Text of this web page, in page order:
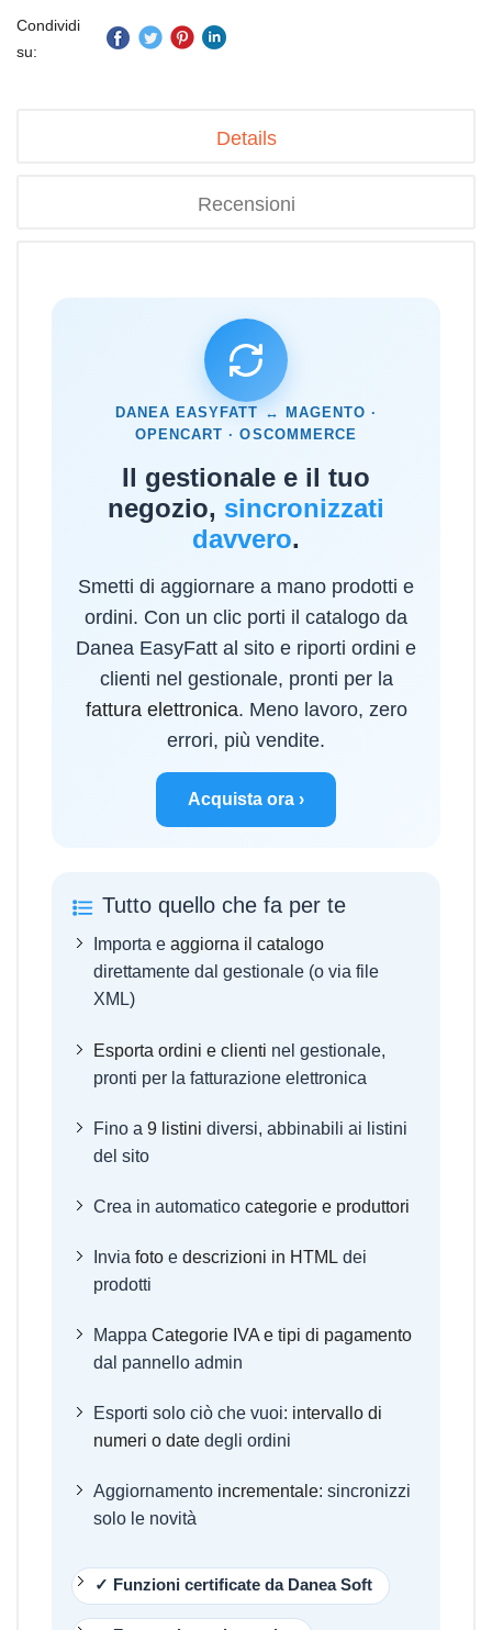
Condividi
su:
Details
Recensioni
DANEA EASYFATT ↔ MAGENTO ·
OPENCART · OSCOMMERCE
Il gestionale e il tuo
negozio, sincronizzati
davvero.
Smetti di aggiornare a mano prodotti e
ordini. Con un clic porti il catalogo da
Danea EasyFatt al sito e riporti ordini e
clienti nel gestionale, pronti per la
fattura elettronica. Meno lavoro, zero
errori, più vendite.
Acquista ora ›
Tutto quello che fa per te
Importa eaggiorna il catalogo
direttamente dal gestionale (o via file
XML)
Esporta ordini e clienti nel gestionale,
pronti per la fatturazione elettronica
Fino a9 listini diversi, abbinabili ai listini
del sito
Crea in automaticocategorie e produttori
Inviafoto edescrizioni in HTML dei
prodotti
MappaCategorie IVA e tipi di pagamento
dal pannello admin
Esporti solo ciò che vuoi: intervallo di
numeri o date degli ordini
Aggiornamento incrementale: sincronizzi
solo le novità
✓ Funzioni certificate da Danea Soft